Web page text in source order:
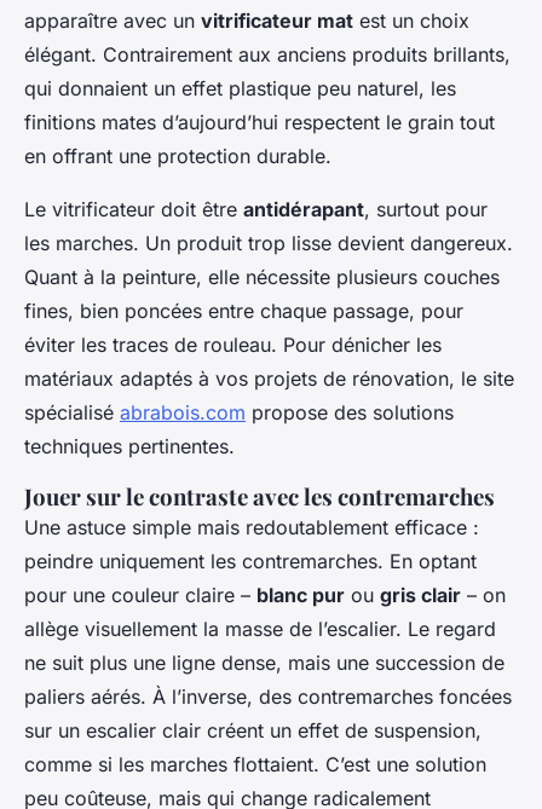
apparaître avec un vitrificateur mat est un choix
élégant. Contrairement aux anciens produits brillants,
qui donnaient un effet plastique peu naturel, les
finitions mates d’aujourd’hui respectent le grain tout
en offrant une protection durable.
Le vitrificateur doit être antidérapant, surtout pour
les marches. Un produit trop lisse devient dangereux.
Quant à la peinture, elle nécessite plusieurs couches
fines, bien poncées entre chaque passage, pour
éviter les traces de rouleau. Pour dénicher les
matériaux adaptés à vos projets de rénovation, le site
spécialisé abrabois.com propose des solutions
techniques pertinentes.
Jouer sur le contraste avec les contremarches
Une astuce simple mais redoutablement efficace :
peindre uniquement les contremarches. En optant
pour une couleur claire – blanc pur ou gris clair – on
allège visuellement la masse de l’escalier. Le regard
ne suit plus une ligne dense, mais une succession de
paliers aérés. À l’inverse, des contremarches foncées
sur un escalier clair créent un effet de suspension,
comme si les marches flottaient. C’est une solution
peu coûteuse, mais qui change radicalement